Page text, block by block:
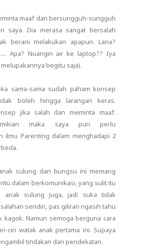
maaf dan bersungguh-sungguh
saya. Dia merasa sangat bersalah
berani melakukan apapun. Lana?
Apa? Nuangin air ke laptop?? Iya
begitu saja).
sama-sama sudah paham konsep
boleh hingga larangan keras.
jika salah dan meminta maaf.
maka saya pun perlu
ilmu Parenting dalam menghadapi 2
sulung dan bungsu ini memang
dalam berkomunikasi, yang sulit itu
anak sulung juga, jadi suka tidak
sendiri, pas giliran ngasih tahu
kagok. Namun semoga berguna cara
ciri watak anak pertama ini. Supaya
tindakan dan pendekatan.